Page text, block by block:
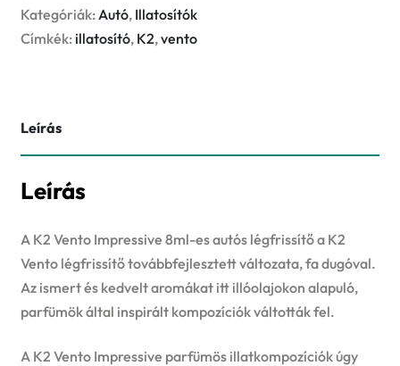
ECLIPSE
-
Kategóriák: Autó, Illatosítók
Címkék: illatosító, K2,vento
Leírás
Leírás
A K2 Vento Impressive 8ml-es autós légfrissítő a K2
Vento légfrissítő továbbfejlesztett változata, fa dugóval.
Az ismert és kedvelt aromákat itt illóolajokon alapuló,
parfümök által inspirált kompozíciók váltották fel.
A K2 Vento Impressive parfümös illatkompozíciók úgy